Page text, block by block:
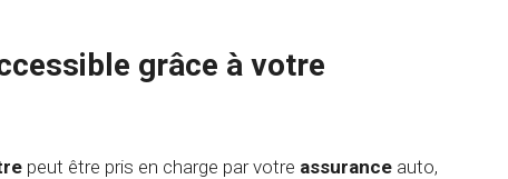
grâce à votre
peut être pris en charge par votre assurance auto,